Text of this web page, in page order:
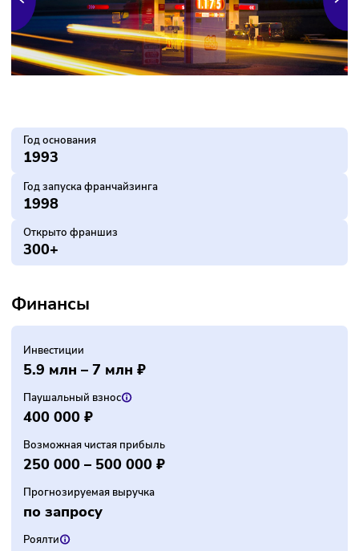
Год основания
1993
1998
Открыто франшиз
300+
Финансы
Инвестиции
5.9 млн – 7 млн ₽
Паушальный взнос
400 000 ₽